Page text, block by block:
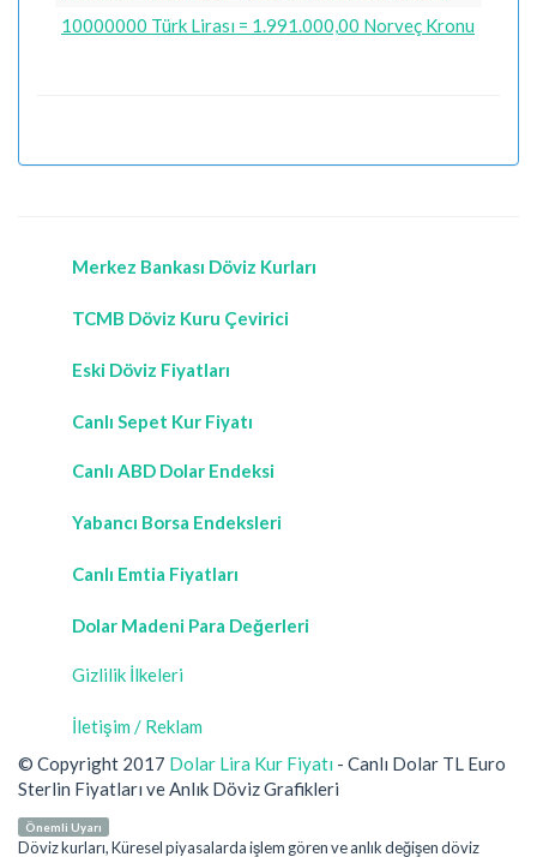
10000000 Türk Lirası = 1.991.000,00 Norveç Kronu
Merkez Bankası Döviz Kurları
TCMB Döviz Kuru Çevirici
Eski Döviz Fiyatları
Canlı Sepet Kur Fiyatı
Canlı ABD Dolar Endeksi
Yabancı Borsa Endeksleri
Canlı Emtia Fiyatları
Dolar Madeni Para Değerleri
Gizlilik İlkeleri
İletişim / Reklam
© Copyright 2017 Dolar Lira Kur Fiyatı - Canlı Dolar TL Euro
Sterlin Fiyatları ve Anlık Döviz Grafikleri
Önemli Uyarı
Döviz kurları, Küresel piyasalarda işlem gören ve anlık değişen döviz